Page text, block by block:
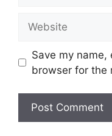
Save my
browser for the